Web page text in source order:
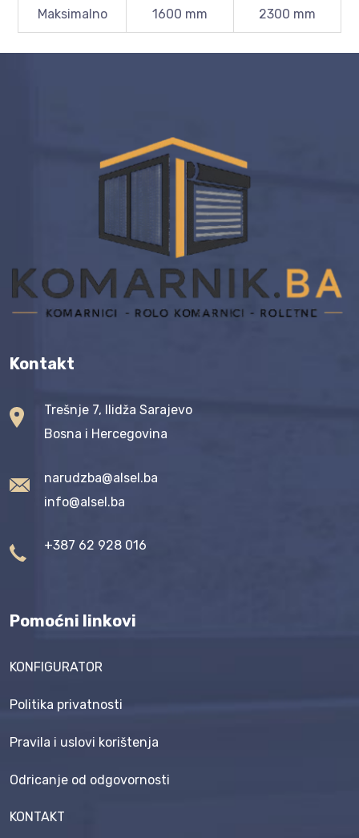
Maksimalno 1600 mm 2300 mm
Kontakt
Trešnje 7, Ilidža Sarajevo
Bosna i Hercegovina
narudzba@alsel.ba
info@alsel.ba
+387 62 928 016
Pomoćni linkovi
KONFIGURATOR
Politika privatnosti
Pravila i uslovi korištenja
Odricanje od odgovornosti
KONTAKT